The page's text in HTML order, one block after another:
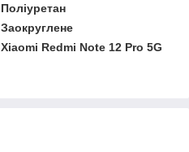
Поліуретан
Заокруглене
Xiaomi Redmi Note 12 Pro 5G